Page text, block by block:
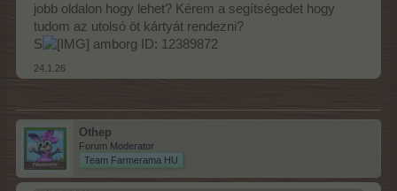
jobb oldalon hogy lehet? Kérem a segítségedet hogy
tudom az utolsó öt kártyát rendezni?
S
amborg ID: 12389872
24.1.26
Othep
Forum Moderator
Team Farmerama HU